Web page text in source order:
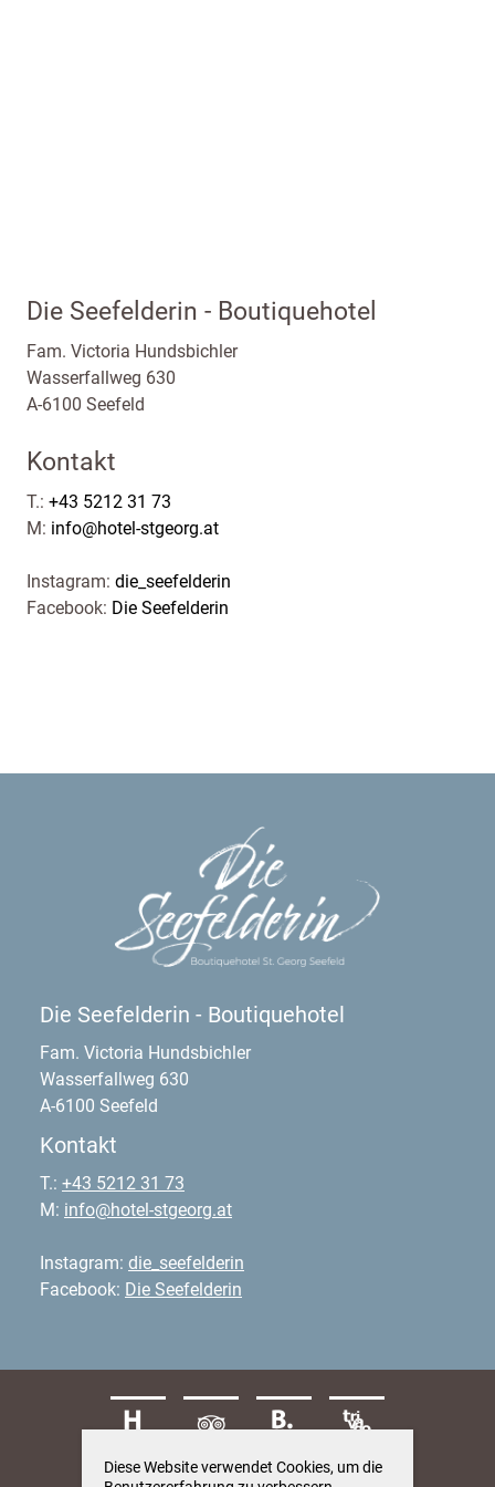
Die Seefelderin - Boutiquehotel
Fam. Victoria Hundsbichler
Wasserfallweg 630
A-6100 Seefeld
Kontakt
T.: +43 5212 31 73
M: info@hotel-stgeorg.at
Instagram: die_seefelderin
Facebook: Die Seefelderin
Die Seefelderin - Boutiquehotel
Fam. Victoria Hundsbichler
Wasserfallweg 630
A-6100 Seefeld
Kontakt
T.: +43 5212 31 73
M: info@hotel-stgeorg.at
Instagram: die_seefelderin
Facebook: Die Seefelderin
Diese Website verwendet Cookies, um die